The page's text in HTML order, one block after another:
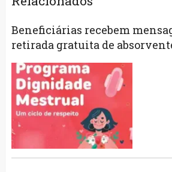
Beneficiárias recebem
retirada gratuita de